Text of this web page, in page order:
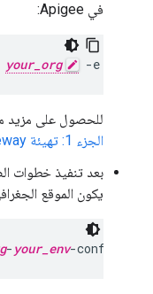
في Apigee:
your_org -e
للحصول على مزيد
الجزء 1: تهيئة Edge Microgateway
بعد تنفيذ خطوات
يكون الموقع
- your_env-